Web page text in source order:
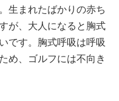
生まれたばかりの赤ち
が、大人になると胸式
です。胸式呼吸は呼吸
め、ゴルフには不向き